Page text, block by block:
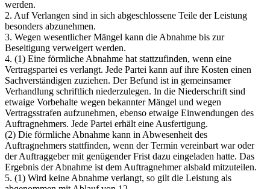
werden.
2. Auf Verlangen sind in sich abgeschlossene Teile der Leistung
besonders abzunehmen.
3. Wegen wesentlicher Mängel kann die Abnahme bis zur
Beseitigung verweigert werden.
4. (1) Eine förmliche Abnahme hat stattzufinden, wenn eine
Vertragspartei es verlangt. Jede Partei kann auf ihre Kosten einen
Sachverständigen zuziehen. Der Befund ist in gemeinsamer
Verhandlung schriftlich niederzulegen. In die Niederschrift sind
etwaige Vorbehalte wegen bekannter Mängel und wegen
Vertragsstrafen aufzunehmen, ebenso etwaige Einwendungen des
Auftragnehmers. Jede Partei erhält eine Ausfertigung.
(2) Die förmliche Abnahme kann in Abwesenheit des
Auftragnehmers stattfinden, wenn der Termin vereinbart war oder
der Auftraggeber mit genügender Frist dazu eingeladen hatte. Das
Ergebnis der Abnahme ist dem Auftragnehmer alsbald mitzuteilen.
5. (1) Wird keine Abnahme verlangt, so gilt die Leistung als